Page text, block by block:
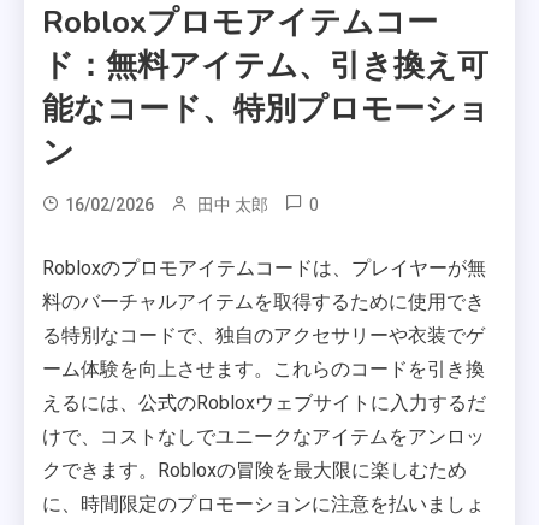
Robloxプロモアイテムコー
ド：無料アイテム、引き換え可
能なコード、特別プロモーショ
ン
16/02/2026 田中 太郎 0
Robloxのプロモアイテムコードは、プレイヤーが無
料のバーチャルアイテムを取得するために使用でき
る特別なコードで、独自のアクセサリーや衣装でゲ
ーム体験を向上させます。これらのコードを引き換
えるには、公式のRobloxウェブサイトに入力するだ
けで、コストなしでユニークなアイテムをアンロッ
クできます。Robloxの冒険を最大限に楽しむため
に、時間限定のプロモーションに注意を払いましょ